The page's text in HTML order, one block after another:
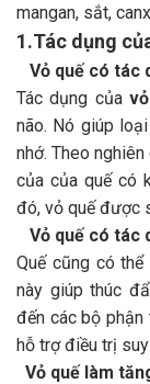
mangan, sắt,
1.Tác dụng
Vỏ quế có tác
Tác dụng của
não. Nó giúp
nhớ. Theo
của của quế có
đó, vỏ quế được
Vỏ quế có tác
Quế cũng có
này giúp thúc
đến các bộ
hỗ trợ điều trị
Vỏ quế làm